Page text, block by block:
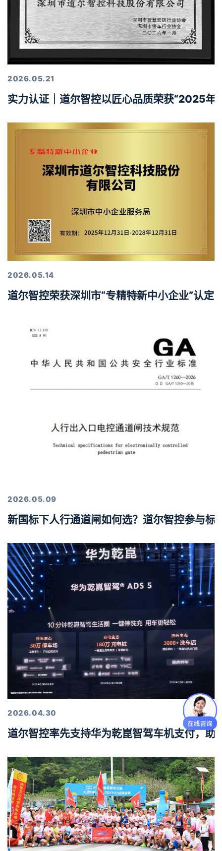
2026.05.21
实力认证｜道尔智控以匠心品质荣获“2025年
2026.05.14
道尔智控荣获深圳市“专精特新中小企业”认定
2026.05.09
新国标下人行通道闸如何选？道尔智控参与标
2026.04.30
道尔智控率先支持华为乾崑智驾车机支付，助